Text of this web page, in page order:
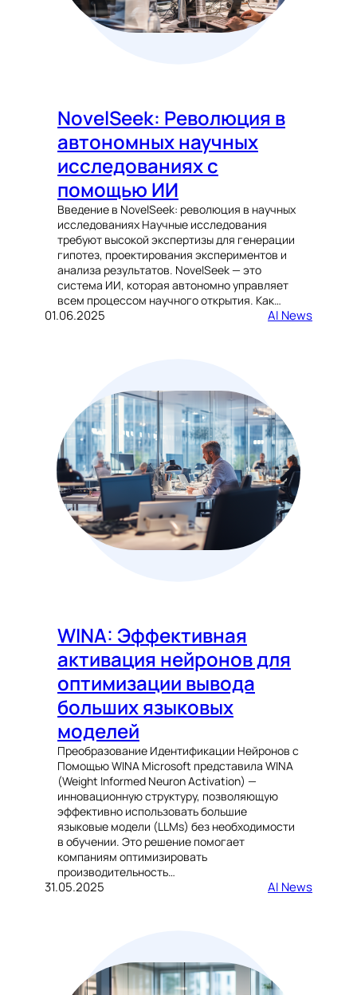
NovelSeek: Революция в
автономных научных
исследованиях с
помощью ИИ
Введение в NovelSeek: революция в научных
исследованиях Научные исследования
требуют высокой экспертизы для генерации
гипотез, проектирования экспериментов и
анализа результатов. NovelSeek — это
система ИИ, которая автономно управляет
всем процессом научного открытия. Как…
01.06.2025 AI News
WINA: Эффективная
активация нейронов для
оптимизации вывода
больших языковых
моделей
Преобразование Идентификации Нейронов с
Помощью WINA Microsoft представила WINA
(Weight Informed Neuron Activation) —
инновационную структуру, позволяющую
эффективно использовать большие
языковые модели (LLMs) без необходимости
в обучении. Это решение помогает
компаниям оптимизировать
производительность…
31.05.2025 AI News